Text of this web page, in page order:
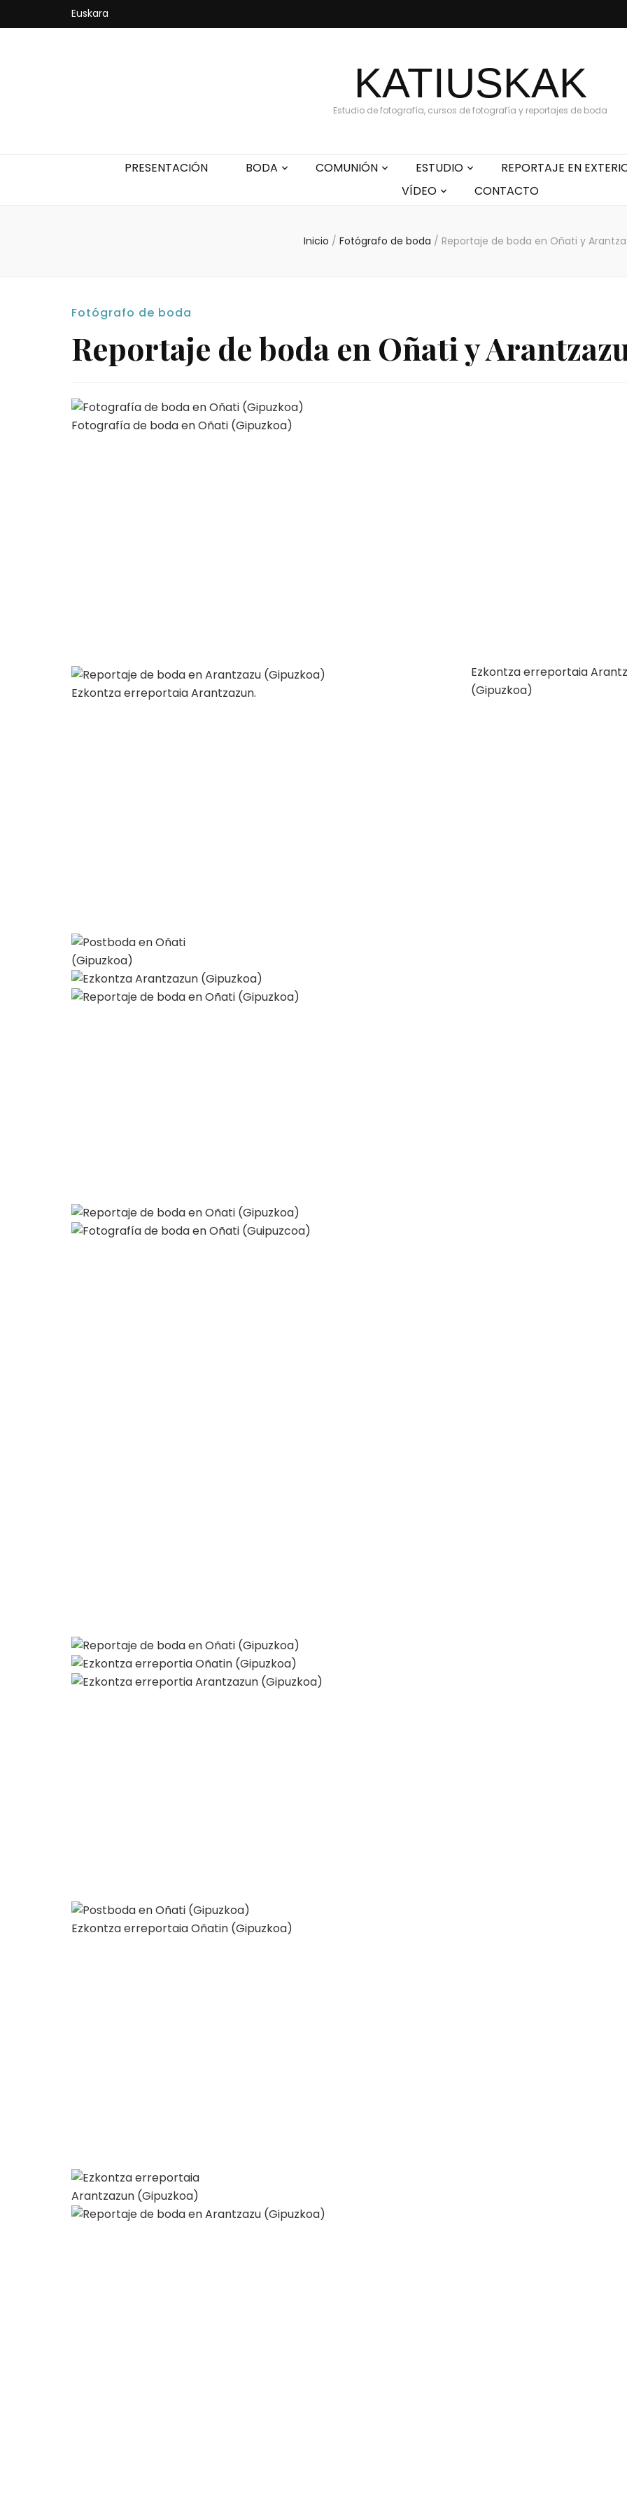
Euskara
KATIUSKAK
Estudio de fotografía, cursos de fotografía y reportajes de boda
PRESENTACIÓN BODA COMUNIÓN ESTUDIO REPORTAJE EN
VÍDEO
CONTACTO
Inicio / Fotógrafo de boda / Reportaje de boda en Oñati y
Fotógrafo de boda
Reportaje de boda en Oñati y
Fotografía de boda en Oñati (Gipuzkoa)
Ezkontza erreportaia Arantzazun.
Ezkontza erreportaia
(Gipuzkoa)
Ezkontza erreportaia Oñatin (Gipuzkoa)